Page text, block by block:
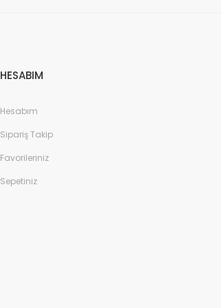
HESABIM
Hesabım
Sipariş Takip
Favorileriniz
Sepetiniz